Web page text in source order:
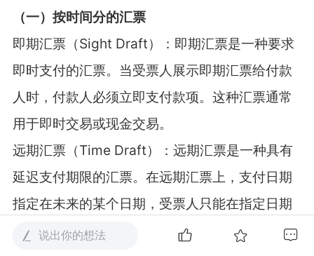
（一）按时间分的汇票
即期汇票（Sight Draft）：即期汇票是一种要求
即时支付的汇票。当受票人展示即期汇票给付款
人时，付款人必须立即支付款项。这种汇票通常
用于即时交易或现金交易。
远期汇票（Time Draft）：远期汇票是一种具有
延迟支付期限的汇票。在远期汇票上，支付日期
指定在未来的某个日期，受票人只能在指定日期
后才能兑现。远期汇票通常用于计划性的贸易和
说出你的想法